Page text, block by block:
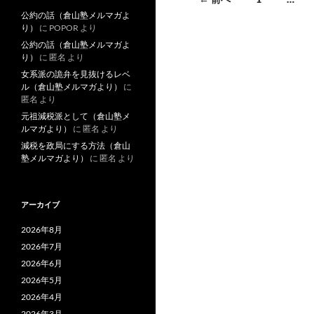
公約の話（倉山塾メルマガよ
り）
に POPOR より
公約の話（倉山塾メルマガよ
り）
に 匿名 より
女系派の詭弁を見抜けるレベ
ル（倉山塾メルマガより）
に
匿名 より
元祖減税派として（倉山塾メ
ルマガより）
に 匿名 より
減税を政局にする方法（倉山
塾メルマガより）
に 匿名 より
アーカイブ
2026年8月
2026年7月
2026年6月
2026年5月
2026年4月